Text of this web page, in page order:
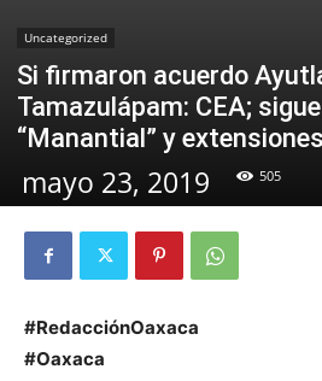
Uncategorized
Si firmaron acuerdo
Tamazulápam: CEA;
“Manantial” y
mayo 23, 2019 505
#RedacciónOaxaca
#Oaxaca